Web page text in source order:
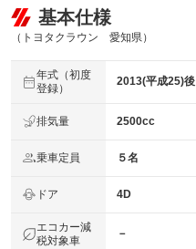
基本仕様
（トヨタクラウン 愛知県）
年式（初度
登録）
2013(平成25)後
排気量 2500cc
乗車定員 ５名
ドア 4D
エコカー減
税対象車
－